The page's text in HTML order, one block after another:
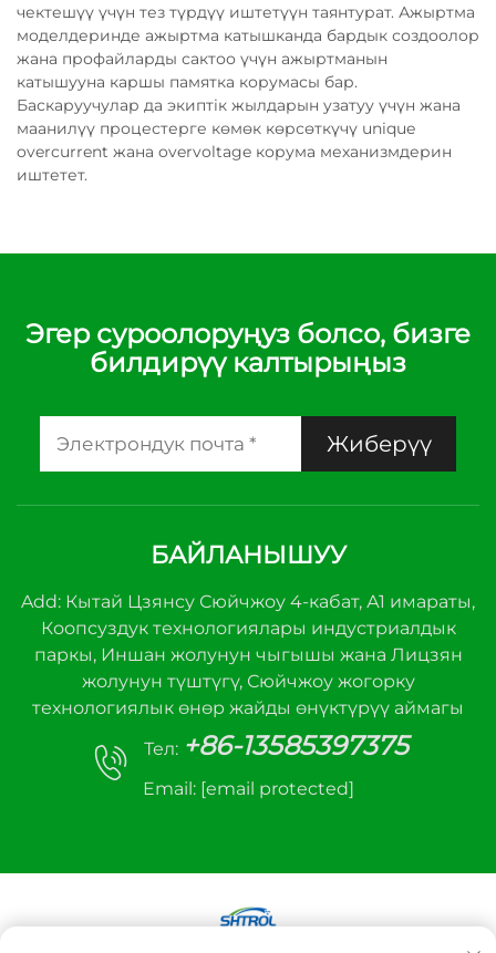
чектешүү үчүн тез түрдүү иштетүүн таянтурат. Ажыртма
моделдеринде ажыртма катышканда бардык создоолор
жана профайларды сактоо үчүн ажыртманын
катышууна каршы памятка корумасы бар.
Баскаруучулар да экиптiк жылдарын узатуу үчүн жана
маанилүү процестерге көмөк көрсөткүчү unique
overcurrent жана overvoltage корума механизмдерин
иштетет.
Эгер суроолоруңуз болсо, бизге
билдирүү калтырыңыз
Жиберүү
БАЙЛАНЫШУУ
Add: Кытай Цзянсу Сюйчжоу 4-кабат, А1 имараты,
Коопсуздук технологиялары индустриалдык
паркы, Иншан жолунун чыгышы жана Лицзян
жолунун түштүгү, Сюйчжоу жогорку
технологиялык өнөр жайды өнүктүрүү аймагы
Тел: +86-13585397375
Email: [email protected]